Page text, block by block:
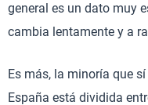
general es un dato muy
cambia lentamente y a
Es más, la minoría que
España está dividida